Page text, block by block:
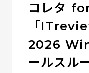
コレタ
「
2026
ールスル